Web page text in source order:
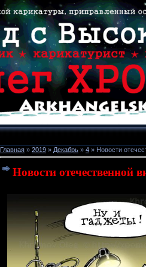
Главная » 2019 » Декабрь » 4 » Новости
Новости отечественной